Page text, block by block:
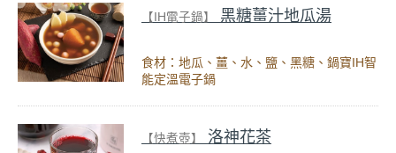
【IH電子鍋】 黑糖薑汁地瓜湯
食材：地瓜、薑、水、鹽、黑糖、鍋寶IH智
能定溫電子鍋
【快煮壺】 洛神花茶